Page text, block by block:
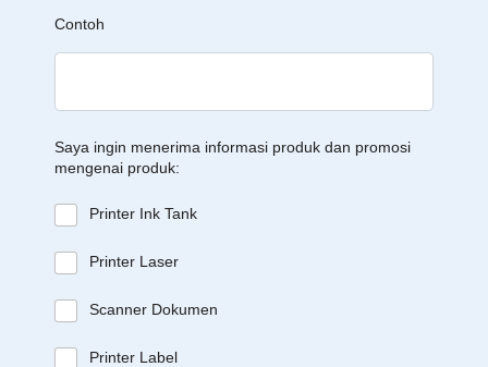
Contoh
Saya ingin menerima informasi produk dan promosi
mengenai produk:
Printer Ink Tank
Printer Laser
Scanner Dokumen
Printer Label